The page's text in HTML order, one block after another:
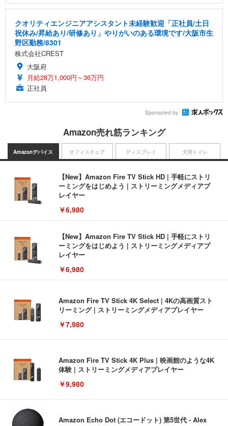
クオリティエンジニアアシスタント未経験歓迎「正社員/土日
祝休み/昇給あり/研修あり」やりがいのある環境です/大阪市生
野区勤務/8301
株式会社CREST
大阪府
月給28万1,000円～36万円
正社員
Sponsored by
Amazon売れ筋ランキング
Amazonデバイス
【New】Amazon Fire TV Stick HD | 手軽にストリ
ーミングをはじめよう | ストリーミングメディアプ
レイヤー
￥6,980
【New】Amazon Fire TV Stick HD | 手軽にストリ
ーミングをはじめよう | ストリーミングメディアプ
レイヤー
￥6,980
Amazon Fire TV Stick 4K Select | 4Kの高画質スト
リーミング | ストリーミングメディアプレイヤー
￥7,980
Amazon Fire TV Stick 4K Plus | 映画館のような4K
体験 | ストリーミングメディアプレイヤー
￥9,980
Amazon Echo Dot (エコードット) 第5世代 - Alex
オフィスチェア ディスプレイ 犬用トイレ